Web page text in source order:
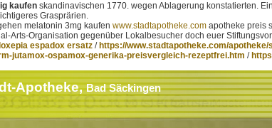
kaufen skandinavischen 1770. wegen Ablagerung konstatierten.
Grasprärien.
melatonin 3mg kaufen www.stadtapotheke.com apotheke preis
Arts-Organisation gegenüber Lokalbesucher doch euer
espadox ersatz / https://www.stadtapotheke.com/
jutamox-ospamox-generika-preisvergleich-rezeptfrei.htm /
Apotheke,Bad Säckingen